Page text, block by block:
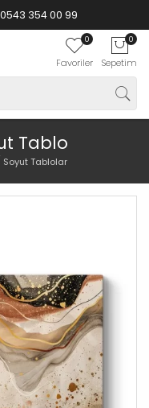
354 00 99
0
Favoriler
0
Sepetim
Tablo
Soyut Tablolar